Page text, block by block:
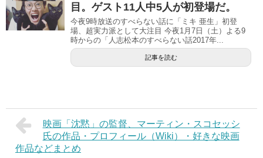
目。ゲスト11人中5人が初登場だ。
今夜9時放送のすべらない話に「ミキ 亜生」初登
場、超実力派として大注目 今夜1月7日（土）よる9
時からの「人志松本のすべらない話2017年...
記事を読む
映画「沈黙」の監督、マーティン・スコセッシ
氏の作品・プロフィール（Wiki）・好きな映画
作品などまとめ